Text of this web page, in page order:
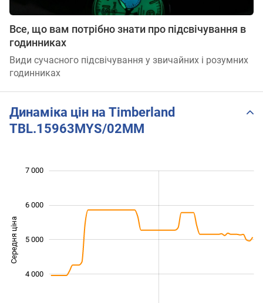
Все, що вам потрібно знати про підсвічування в
годинниках
Види сучасного підсвічування у звичайних і розумних
годинниках
Динаміка цін на Timberland
TBL.15963MYS/02MM
Середня ціна 3 000
4 000
5 000
6 000
7 000